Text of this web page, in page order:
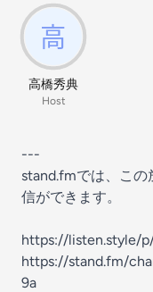
高橋秀典
Host
---
stand.fmでは、こ
信ができます。
https://listen.style/
https://stand.fm/
9a